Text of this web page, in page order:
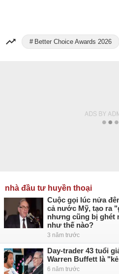
Better Choice Awards 2026
nhà đầu tư huyền thoại
Cuộc gọi lúc nửa
cả nước Mỹ, tạo ra
nhưng cũng bị ghét
như thế nào?
3 năm trước
Day-trader 43 tuổi
Warren Buffett là
6 năm trước